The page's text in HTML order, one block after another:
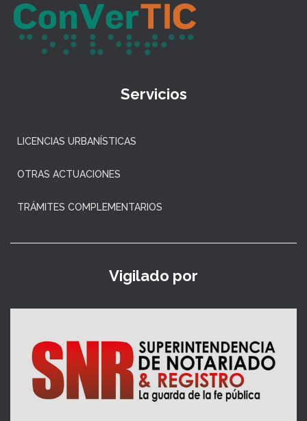
Servicios
LICENCIAS URBANÍSTICAS
OTRAS ACTUACIONES
TRÁMITES COMPLEMENTARIOS
Vigilado por